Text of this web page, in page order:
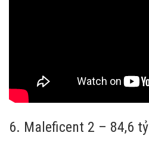
6. Maleficent 2 – 84,6 tỷ